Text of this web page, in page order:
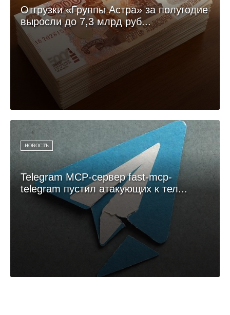
Отгрузки «Группы Астра» за полугодие
выросли до 7,3 млрд руб...
НОВОСТЬ
Telegram MCP-сервер fast-mcp-
telegram пустил атакующих к тел...